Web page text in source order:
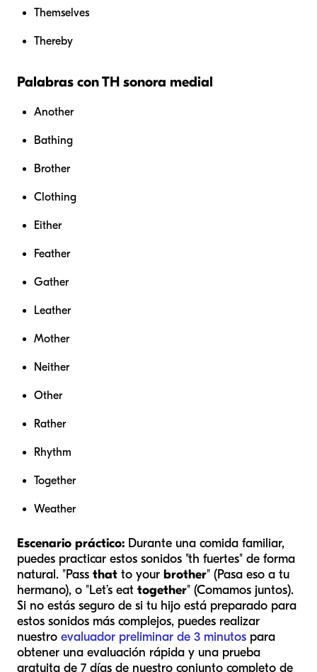
Themselves
Thereby
Palabras con TH sonora medial
Another
Bathing
Brother
Clothing
Either
Feather
Gather
Leather
Mother
Neither
Other
Rather
Rhythm
Together
Weather
Escenario práctico: Durante una comida familiar,
puedes practicar estos sonidos "th fuertes" de forma
natural. "Pass that to your brother" (Pasa eso a tu
hermano), o "Let’s eat together" (Comamos juntos).
Si no estás seguro de si tu hijo está preparado para
estos sonidos más complejos, puedes realizar
nuestro evaluador preliminar de 3 minutos para
obtener una evaluación rápida y una prueba
gratuita de 7 días de nuestro conjunto completo de